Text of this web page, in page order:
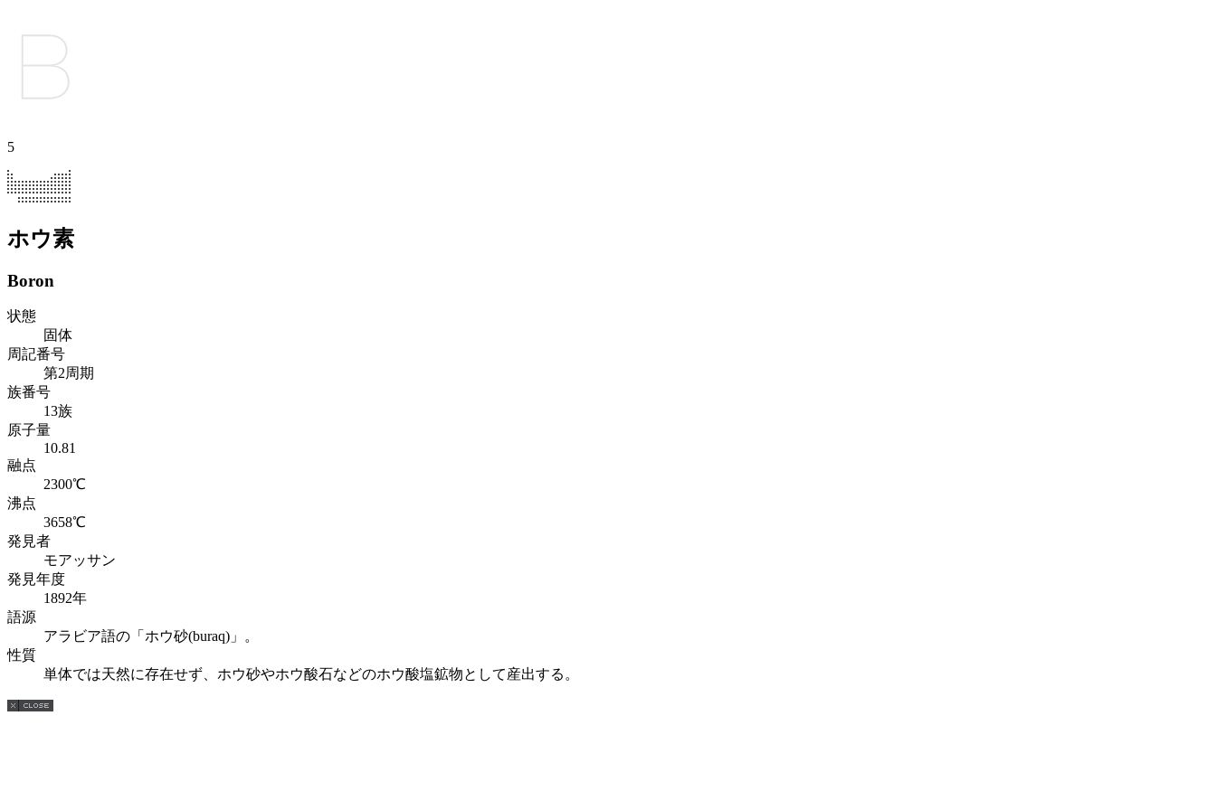
5
ホウ素
Boron
状態
固体
周記番号
第2周期
族番号
13族
原子量
10.81
融点
2300℃
沸点
3658℃
発見者
モアッサン
発見年度
1892年
語源
アラビア語の「ホウ砂(buraq)」。
性質
単体では天然に存在せず、ホウ砂やホウ酸石などのホウ酸塩鉱物として産出する。